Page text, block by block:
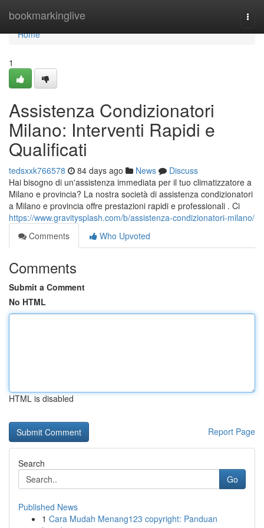
bookmarkinglive
Home
Home
1
Assistenza Condizionatori
Milano: Interventi Rapidi e
Qualificati
tedsxxk766578 84 days ago News
Discuss
Hai bisogno di un'assistenza immediata per il tuo climatizzatore a
Milano e provincia? La nostra società di assistenza condizionatori
a Milano e provincia offre prestazioni rapidi e professionali . Ci
https://www.gravitysplash.com/b/assistenza-condizionatori-milano/
Comments
Who Upvoted
Comments
Submit a Comment
No HTML
HTML is disabled
Report Page
Search
Go
Published News
1 Cara Mudah Menang123 copyright: Panduan